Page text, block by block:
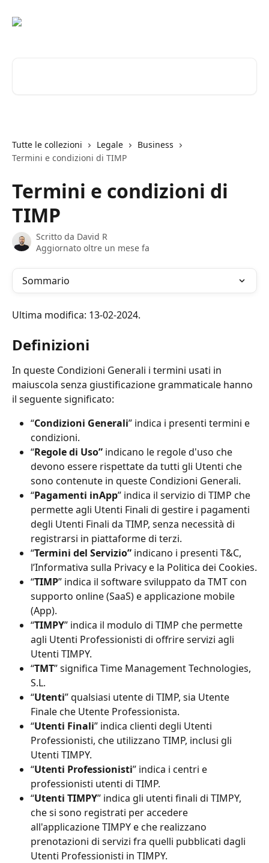
Tutte le collezioni Legale
Business
Termini e condizioni di TIMP
Termini e condizioni di
TIMP
Scritto da David R
Aggiornato oltre un mese fa
Sommario
Ultima modifica: 13-02-2024.
Definizioni
In queste Condizioni Generali i termini usati in
maiuscola senza giustificazione grammaticale hanno
il seguente significato:
“Condizioni Generali” indica i presenti termini e
condizioni.
“Regole di Uso” indicano le regole d'uso che
devono essere rispettate da tutti gli Utenti che
sono contenute in queste Condizioni Generali.
“Pagamenti inApp” indica il servizio di TIMP che
permette agli Utenti Finali di gestire i pagamenti
degli Utenti Finali da TIMP, senza necessità di
registrarsi in piattaforme di terzi.
“Termini del Servizio” indicano i presenti T&C,
l’Informativa sulla Privacy e la Politica dei Cookies.
“TIMP” indica il software sviluppato da TMT con
supporto online (SaaS) e applicazione mobile
(App).
“TIMPY” indica il modulo di TIMP che permette
agli Utenti Professionisti di offrire servizi agli
Utenti TIMPY.
“TMT” significa Time Management Technologies,
S.L.
“Utenti” qualsiasi utente di TIMP, sia Utente
Finale che Utente Professionista.
“Utenti Finali” indica clienti degli Utenti
Professionisti, che utilizzano TIMP, inclusi gli
Utenti TIMPY.
“Utenti Professionisti” indica i centri e
professionisti utenti di TIMP.
“Utenti TIMPY” indica gli utenti finali di TIMPY,
che si sono registrati per accedere
all'applicazione TIMPY e che realizzano
prenotazioni di servizi fra quelli pubblicati dagli
Utenti Professionisti in TIMPY.